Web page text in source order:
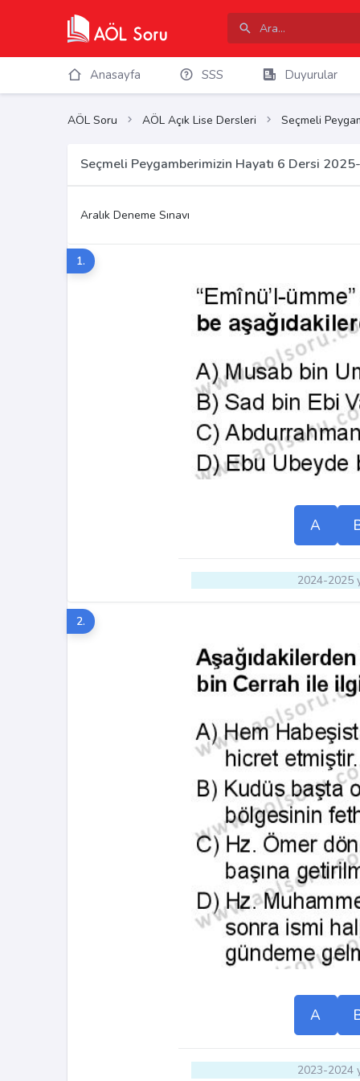
Anasayfa SSS Duyurular
AÖL Soru AÖL Açık Lise Dersleri Seçmeli
Seçmeli Peygamberimizin Hayatı 6 Dersi
Aralık Deneme Sınavı
1.
A
2024-2025
2.
A
2023-2024